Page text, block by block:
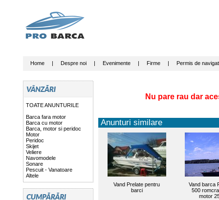
Home| Despre noi| Evenimente| Firme| Permis de
TOATE ANUNTURILE
Barca fara motor
Barca cu motor
Barca, motor si peridoc
Motor
Peridoc
Skijet
Veliere
Navomodele
Sonare
Pescuit - Vanatoare
Altele
Nu pare rau dar
Anunturi similare
Vand Prelate pentru
barci
Vand barca
500
motor